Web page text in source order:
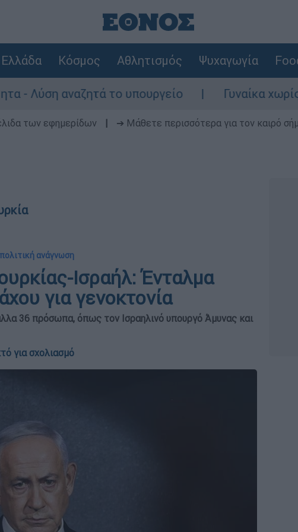
Ελλάδα Κόσμος Αθλητισμός Ψυχαγωγία
το υπουργείο Γυναίκα χωρίς τις
των εφημερίδων ➔ Μάθετε περισσότερα για τον καιρό
ανάγνωση
Ισραήλ: Ένταλμα
για γενοκτονία
36 πρόσωπα, όπως τον Ισραηλινό υπουργό Άμυνας και
για σχολιασμό